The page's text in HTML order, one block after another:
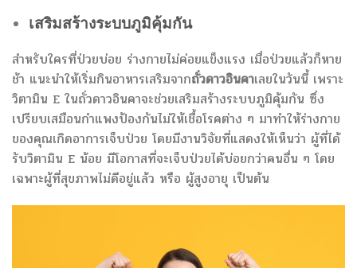
เสริมสร้างระบบภูมิคุ้มกัน
สำหรับใครที่ป่วยบ่อย ร่างกายไม่ค่อยแข็งแรง เมื่อป่วยแล้วก็หาย
ช้า แนะนำให้เริ่มกินอาหารเสริมจากถั่วดาวอินคาเลยในวันนี้ เพราะ
วิตามิน E ในถั่วดาวอินคาจะช่วยเสริมสร้างระบบภูมิคุ้มกัน ซึ่ง
เปรียบเสมือนกำแพงป้องกันไม่ให้เชื้อโรคต่าง ๆ มาทำให้ร่างกาย
ของคุณเกิดอาการเจ็บป่วย โดยมีงานวิจัยที่แสดงให้เห็นว่า ผู้ที่ได้
รับวิตามิน E น้อย มีโอกาสที่จะเจ็บป่วยได้บ่อยกว่าคนอื่น ๆ โดย
เฉพาะผู้ที่สุขภาพไม่ดีอยู่แล้ว หรือ ผู้สูงอายุ เป็นต้น